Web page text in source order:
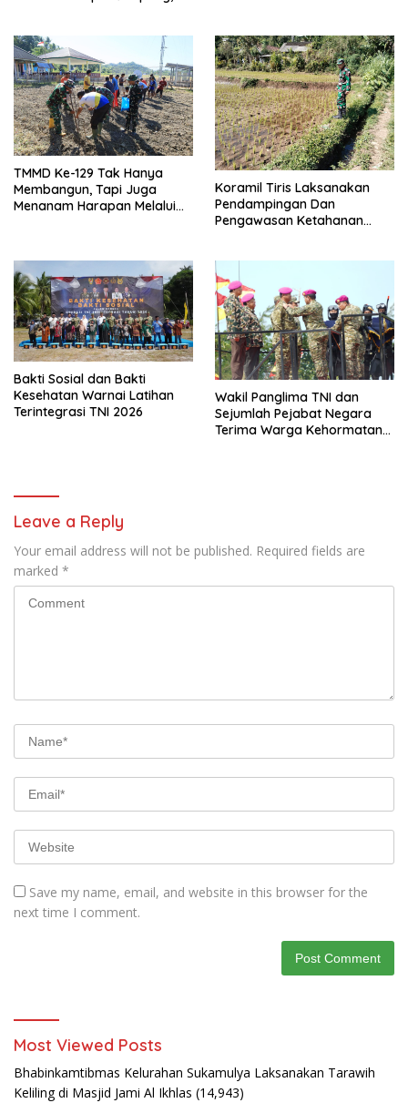
Kampung Sesor
TMMD Ke-129 Tak Hanya
Membangun, Tapi Juga
Menanam Harapan Melalui
Koramil Tiris Laksanakan
Pendampingan Dan
Pengawasan Ketahanan
Bakti Sosial dan Bakti
Kesehatan Warnai Latihan
Terintegrasi TNI 2026
Wakil Panglima TNI dan
Sejumlah Pejabat Negara
Terima Warga Kehormatan
Leave a Reply
Your email address will not be published. Required fields are
marked *
Save my name, email, and website in this browser for the
next time I comment.
Most Viewed Posts
Bhabinkamtibmas Kelurahan Sukamulya Laksanakan Tarawih
Keliling di Masjid Jami Al Ikhlas (14,943)